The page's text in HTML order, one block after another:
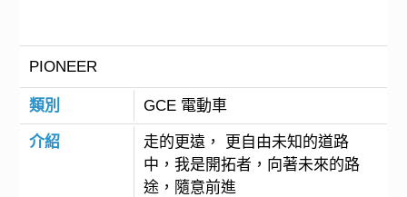
PIONEER
類別 GCE 電動車
介紹
走的更遠， 更自由未知的道路
中，我是開拓者，向著未來的路
途，隨意前進